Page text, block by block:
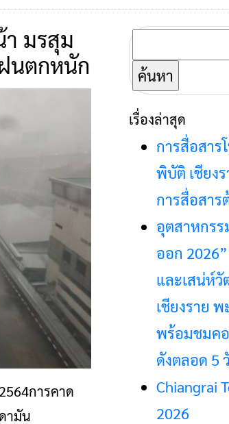
มรสุม
นตกหนัก
การคาด
ามัน
ค้นหา
สำหรับ:
เรื่องล่าสุด
การสื่อสา
พิบัติ เชียง
การสื่อสาร
อุตสาหกร
ออก
และเสน่ห์วั
เชียงราย
พร้อมชมค
ดังตลอด 5
Chiangrai
2026